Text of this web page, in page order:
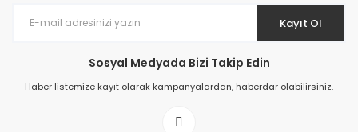
Kayıt Ol
Sosyal Medyada Bizi Takip Edin
Haber listemize kayıt olarak kampanyalardan, haberdar olabilirsiniz.